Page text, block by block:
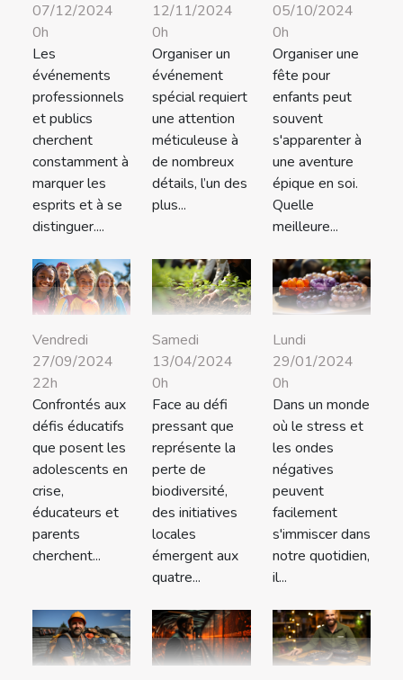
07/12/2024
0h
Les
événements
professionnels
et publics
cherchent
constamment à
marquer les
esprits et à se
distinguer....
12/11/2024
0h
Organiser un
événement
spécial requiert
une attention
méticuleuse à
de nombreux
détails, l’un des
plus...
05/10/2024
0h
Organiser une
fête pour
enfants peut
souvent
s'apparenter à
une aventure
épique en soi.
Quelle
meilleure...
Vendredi
27/09/2024
22h
Confrontés aux
défis éducatifs
que posent les
adolescents en
crise,
éducateurs et
parents
cherchent...
Samedi
13/04/2024
0h
Face au défi
pressant que
représente la
perte de
biodiversité,
des initiatives
locales
émergent aux
quatre...
Lundi
29/01/2024
0h
Dans un monde
où le stress et
les ondes
négatives
peuvent
facilement
s'immiscer dans
notre quotidien,
il...